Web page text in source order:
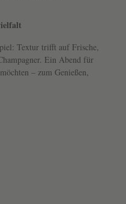
Textur trifft auf Frische,
Ein Abend für
– zum Genießen,